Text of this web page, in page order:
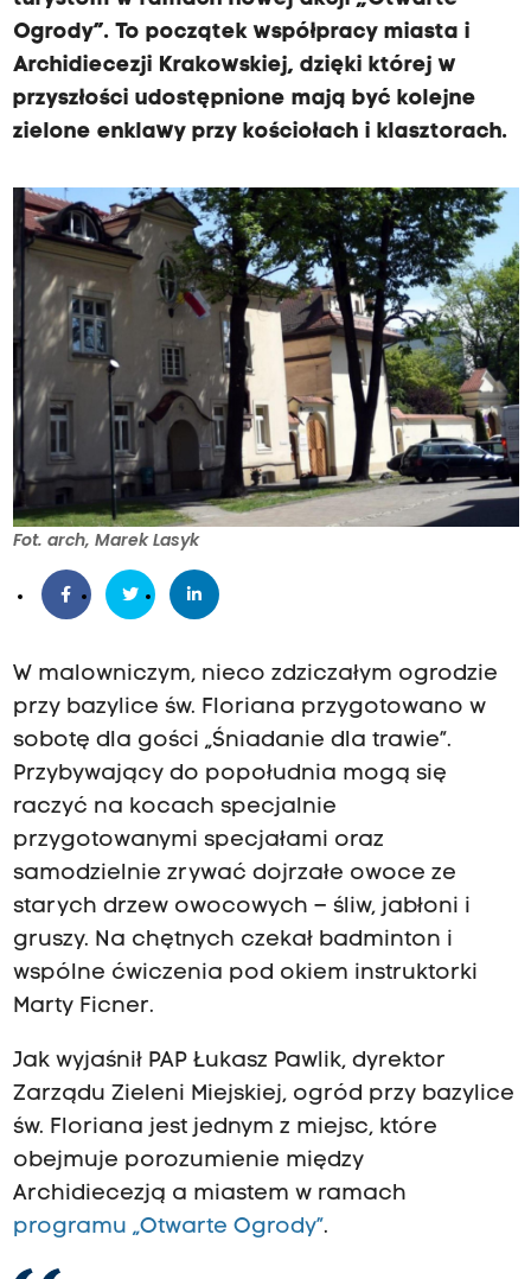
Ogrody”. To początek współpracy miasta i
Archidiecezji Krakowskiej, dzięki której w
przyszłości udostępnione mają być kolejne
zielone enklawy przy kościołach i klasztorach.
Fot. arch, Marek Lasyk
W malowniczym, nieco zdziczałym ogrodzie
przy bazylice św. Floriana przygotowano w
sobotę dla gości „Śniadanie dla trawie”.
Przybywający do popołudnia mogą się
raczyć na kocach specjalnie
przygotowanymi specjałami oraz
samodzielnie zrywać dojrzałe owoce ze
starych drzew owocowych – śliw, jabłoni i
gruszy. Na chętnych czekał badminton i
wspólne ćwiczenia pod okiem instruktorki
Marty Ficner.
Jak wyjaśnił PAP Łukasz Pawlik, dyrektor
Zarządu Zieleni Miejskiej, ogród przy bazylice
św. Floriana jest jednym z miejsc, które
obejmuje porozumienie między
Archidiecezją a miastem w ramach
programu „Otwarte Ogrody”.